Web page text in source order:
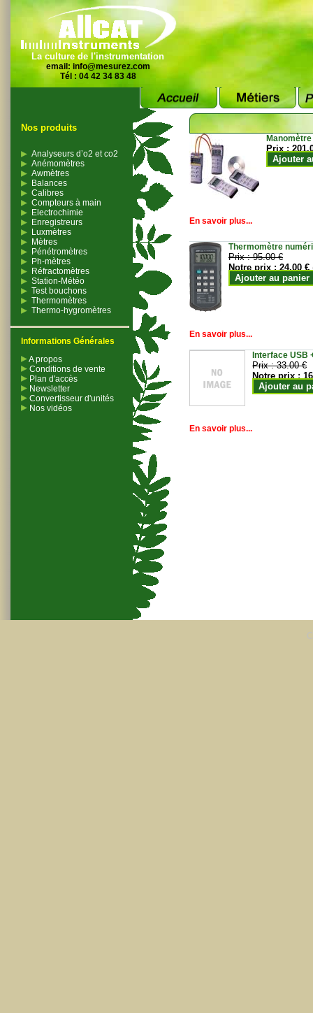
La culture de l'instrumentation
email: info@mesurez.com
Tél : 04 42 34 83 48
Nos produits
Analyseurs d’o2 et co2
Anémomètres
Awmètres
Balances
Calibres
Compteurs à main
Electrochimie
Enregistreurs
Luxmètres
Mètres
Pénétromètres
Ph-mètres
Réfractomètres
Station-Météo
Test bouchons
Thermomètres
Thermo-hygromètres
Informations Générales
A propos
Conditions de vente
Plan d'accès
Newsletter
Convertisseur d'unités
Nos vidéos
Prix :
Ajouter
En savoir plus...
Thermomètre
Prix :95.00 €
Notre prix :24.00 €
Ajouter au panier
En savoir plus...
Interface USB
Prix :33.00 €
Notre prix :
Ajouter au
En savoir plus...